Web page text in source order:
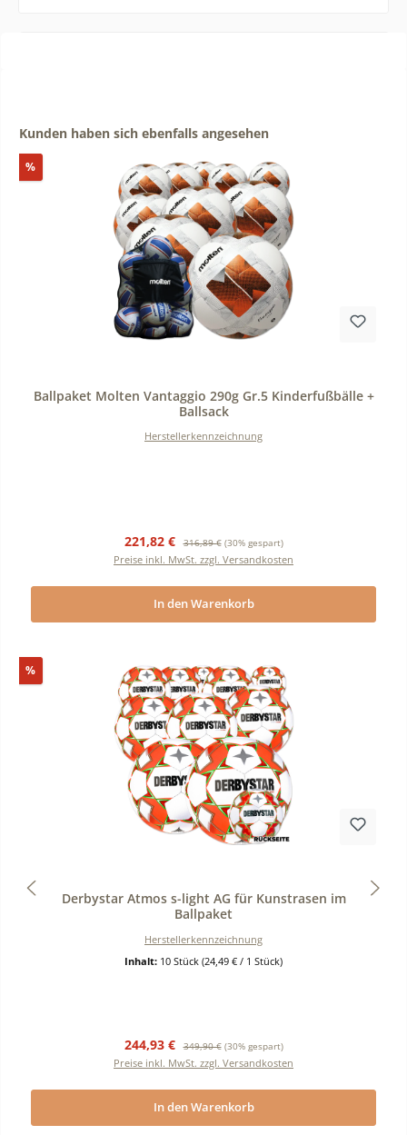
Produktgalerie überspringen
Kunden haben sich ebenfalls angesehen
%Rabatt
Ballpaket Molten Vantaggio 290g Gr.5 Kinderfußbälle +
Ballsack
Herstellerkennzeichnung
Verkaufspreis:
221,82 € Regulärer Preis:
316,89 € (30% gespart)
Preise inkl. MwSt. zzgl. Versandkosten
In den Warenkorb
%Rabatt
Durchschnittliche Bewertung von 0 von 5 Sternen
Derbystar Atmos s-light AG für Kunstrasen im
Ballpaket
Herstellerkennzeichnung
Inhalt: 10 Stück (24,49 € / 1 Stück)
Verkaufspreis:
244,93 € Regulärer Preis:
349,90 € (30% gespart)
Preise inkl. MwSt. zzgl. Versandkosten
In den Warenkorb